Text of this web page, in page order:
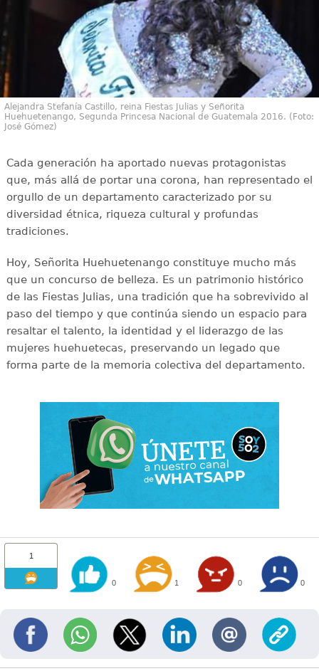
Alejandra Stefanía Castillo, reina Fiestas Julias y Señorita
Huehuetenango, Segunda Princesa Nacional de Guatemala 2016. (Foto:
José Gómez)
Cada generación ha aportado nuevas protagonistas
que, más allá de portar una corona, han representado el
orgullo de un departamento caracterizado por su
diversidad étnica, riqueza cultural y profundas
tradiciones.
Hoy, Señorita Huehuetenango constituye mucho más
que un concurso de belleza. Es un patrimonio histórico
de las Fiestas Julias, una tradición que ha sobrevivido al
paso del tiempo y que continúa siendo un espacio para
resaltar el talento, la identidad y el liderazgo de las
mujeres huehuetecas, preservando un legado que
forma parte de la memoria colectiva del departamento.
1
0 1 0 0